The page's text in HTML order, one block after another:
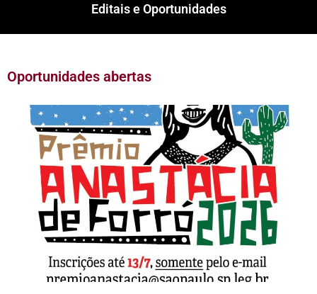
Editais e Oportunidades
Oportunidades abertas